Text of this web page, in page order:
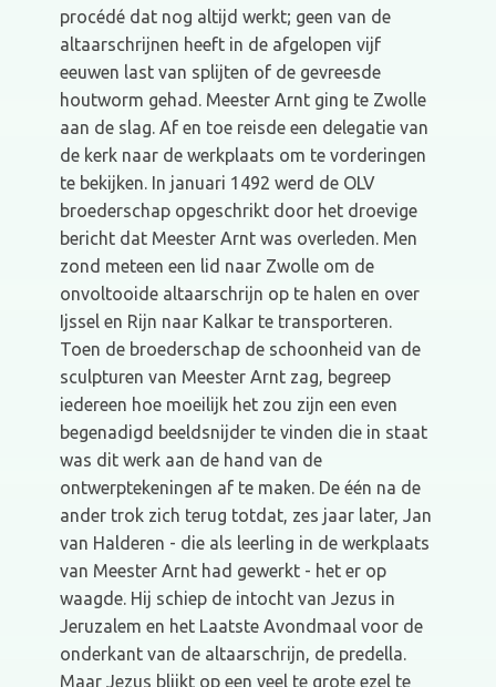
procédé dat nog altijd werkt; geen van de
altaarschrijnen heeft in de afgelopen vijf
eeuwen last van splijten of de gevreesde
houtworm gehad. Meester Arnt ging te Zwolle
aan de slag. Af en toe reisde een delegatie van
de kerk naar de werkplaats om te vorderingen
te bekijken. In januari 1492 werd de OLV
broederschap opgeschrikt door het droevige
bericht dat Meester Arnt was overleden. Men
zond meteen een lid naar Zwolle om de
onvoltooide altaarschrijn op te halen en over
Ijssel en Rijn naar Kalkar te transporteren.
Toen de broederschap de schoonheid van de
sculpturen van Meester Arnt zag, begreep
iedereen hoe moeilijk het zou zijn een even
begenadigd beeldsnijder te vinden die in staat
was dit werk aan de hand van de
ontwerptekeningen af te maken. De één na de
ander trok zich terug totdat, zes jaar later, Jan
van Halderen - die als leerling in de werkplaats
van Meester Arnt had gewerkt - het er op
waagde. Hij schiep de intocht van Jezus in
Jeruzalem en het Laatste Avondmaal voor de
onderkant van de altaarschrijn, de predella.
Maar Jezus blijkt op een veel te grote ezel te